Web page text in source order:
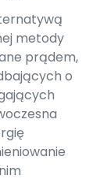
metody
prądem,
o